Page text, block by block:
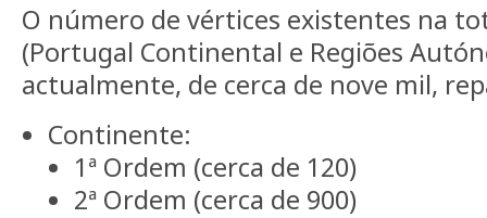
O número de vértices existentes na
(Portugal Continental e Regiões
actualmente, de cerca de nove mil,
Continente:
1ª Ordem (cerca de 120)
2ª Ordem (cerca de 900)